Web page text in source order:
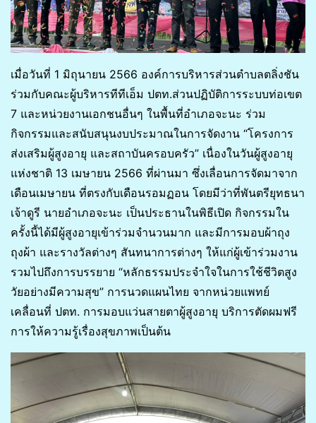
เมื่อวันที่ 1 มิถุนายน 2566 องค์การบริหารส่วนตำบลตลิ่งชัน
ร่วมกับคณะผู้บริหารทีทีเอ็ม ปตท.ส่วนปฏิบัติการระบบท่อเขต
7 และหน่วยงานเอกชนอื่นๆ ในพื้นที่อำเภอจะนะ ร่วม
กิจกรรมและสนับสนุนงบประมาณในการจัดงาน “โครงการ
ส่งเสริมผู้สูงอายุ และสถาบันครอบครัว” เนื่องในวันผู้สูงอายุ
แห่งชาติ 13 เมษายน 2566 ที่ผ่านมา ซึ่งเลื่อนการจัดมาจาก
เดือนเมษายน ที่ตรงกับเดือนรอมฏอน โดยมีว่าที่พันตรียุทธนา
เจ้าดูรี นายอำเภอจะนะ เป็นประธานในพิธีเปิด กิจกรรมใน
ครั้งนี้ได้มีผู้สูงอายุเข้าร่วมจำนวนมาก และมีการมอบผ้าถุง
ถุงผ้า และรางวัลต่างๆ สันทนาการต่างๆ ให้แก่ผู้เข้าร่วมงาน
รวมไปถึงการบรรยาย “หลักธรรมประจำใจในการใช้ชีวิตสูง
วัยอย่างมีความสุข” การนวดแผนไทย จากหน่วยแพทย์
เคลื่อนที่ ปตท. การมอบแว่นสายตาผู้สูงอายุ บริการตัดผมฟรี
การให้ความรู้เรื่องสุขภาพเป็นต้น